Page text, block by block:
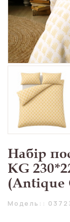
Набір
KG
(Antique
Модель::